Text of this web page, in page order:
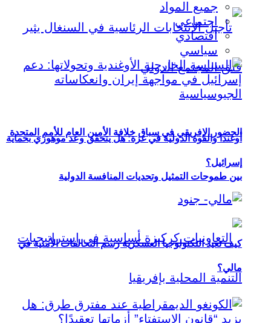
الحضور الإفريقي في سباق خلافة الأمين العام للأمم المتحدة
بين طموحات التمثيل وتحديات المنافسة الدولية
جميع المواد
اجتماعي
اقتصادي
سياسي
أوغندا والقوة الدولية في غزة: هل يتحقق وعد موهوزي بحماية
إسرائيل؟
كيف تعيد التكنولوجيا العسكرية رسم التحالفات الأمنية في
مالي؟